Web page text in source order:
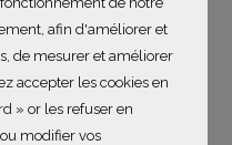
afin d'améliorer et
de mesurer et améliorer
accepter les cookies en
» or les refuser en
modifier vos